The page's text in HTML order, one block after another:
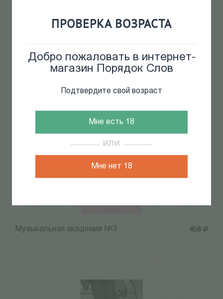
ПРОВЕРКА ВОЗРАСТА
Добро пожаловать в интернет-
магазин Порядок Слов
Подтвердите свой возраст
Мне есть 18
ИЛИ
Мне нет 18
Журнал Музыкальная жизнь
№8 (1189). Август 2018
450 Р
Музыкальная академия №3